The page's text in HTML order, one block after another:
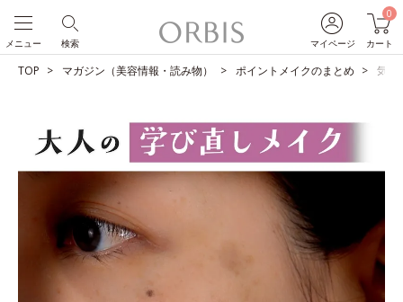
マイページ
0
カート
検索
メニュー
TOP マガジン（美容情報・読み物） ポイントメイクのまとめ 気に